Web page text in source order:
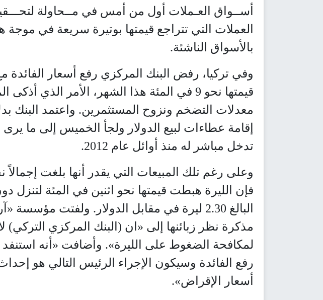
أســواق العـملات أول من أمس في مــحاولة
العملات التي تتراجع قيمتها بوتيرة سريعة في
بالأسواق الناشئة.
وفي تركيا، رفض البنك المركزي رفع أسعار الفائدة
قيمتها نحو 9 في المئة هذا الشهر، الأمر الذي
معدلات التضخم ونزوح المستثمرين. واعتمد البنك
إقامة عطاءات لبيع الدولار ولجأ الخميس إلى ما يرى
تدخل مباشر له منذ أوائل عام 2012.
وعلى رغم تلك المبيعات التي يقدر أنها بلغت إجمالاً
فإن الليرة هبطت قيمتها نحو اثنين في المئة لتنزل
البالغ 2.30 ليرة في مقابل الدولار. ولفتت
مذكرة نظر زبائنها إلى «ان (البنك المركزي التركي)
لمكافحة الضغوط على الليرة». وأضافت «أنه استنفد
رفع الفائدة وسيكون الإجراء الرئيس التالي هو
أسعار الإقراض».